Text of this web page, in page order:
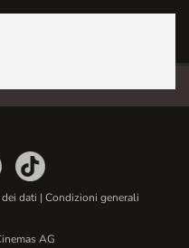
dati | Condizioni generali
AG